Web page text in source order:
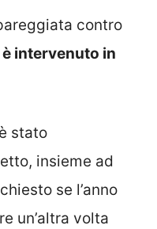
contro
intervenuto in
stato
insieme ad
se l’anno
un’altra volta